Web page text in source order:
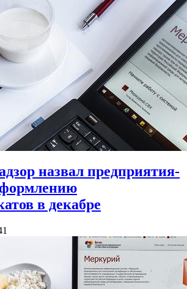
назвал предприятия-
в декабре